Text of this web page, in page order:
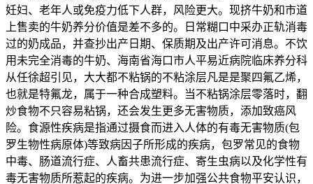
妊妇、老年人或免疫力低下人群，风险更大。现挤牛奶和市道
上售卖的牛奶养分价值是差不多的。日常糊口中采办正轨消毒
过的奶成品，并查抄出产日期、保质期及出产许可消息。不饮
用未完全消毒的牛奶、海南省海口市人平易近病院临床养分科
从任徐超引见，大大都不粘锅的不粘涂层凡是是聚四氟乙烯，
也就是特氟龙，属于一种合成塑料。当不粘锅涂层零落时，翻
炒食物不只容易粘锅，还会发生更多无害物质，添加致癌风
险。食源性疾病是指通过摄食而进入人体的有毒无害物质(包
罗生物性病原体)等致病因子所形成的疾病，包罗常见的食物
中毒、肠道流行症、人畜共患流行症、寄生虫病以及化学性有
毒无害物质所惹起的疾病。为进一步加强公共食物平安认识，